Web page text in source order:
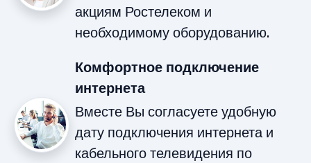
акциям Ростелеком и
необходимому оборудованию.
Комфортное подключение
интернета
Вместе Вы согласуете удобную
дату подключения интернета и
кабельного телевидения по